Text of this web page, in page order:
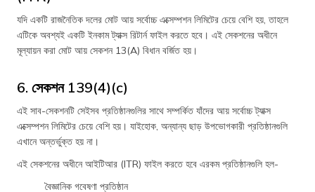
যদি একটি রাজনৈতিক দলের মোট আয় সর্বোচ্চ এক্সেম্পশন লিমিটের চেয়ে বেশি হয়, তাহলে
এটিকে অবশ্যই একটি ইনকাম ট্যাক্স রিটার্ন ফাইল করতে হবে। এই সেকশনের অধীনে
মূল্যায়ন করা মোট আয় সেকশন 13(A) বিধান বর্জিত হয়।
6. সেকশন 139(4)(c)
এই সাব-সেকশনটি সেইসব প্রতিষ্ঠানগুলির সাথে সম্পর্কিত যাঁদের আয় সর্বোচ্চ ট্যাক্স
এক্সেম্পশন লিমিটের চেয়ে বেশি হয়। যাইহোক, অন্যান্য ছাড় উপভোগকারী প্রতিষ্ঠানগুলি
এখানে অন্তর্ভুক্ত হয় না।
এই সেকশনের অধীনে আইটিআর (ITR) ফাইল করতে হবে এরকম প্রতিষ্ঠানগুলি হল-
বৈজ্ঞানিক গবেষণা প্রতিষ্ঠান